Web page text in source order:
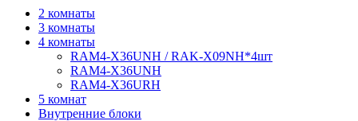
2 комнаты
3 комнаты
4 комнаты
RAM4-X36UNH / RAK-X09NH*4шт
RAM4-X36UNH
RAM4-X36URH
5 комнат
Внутренние блоки